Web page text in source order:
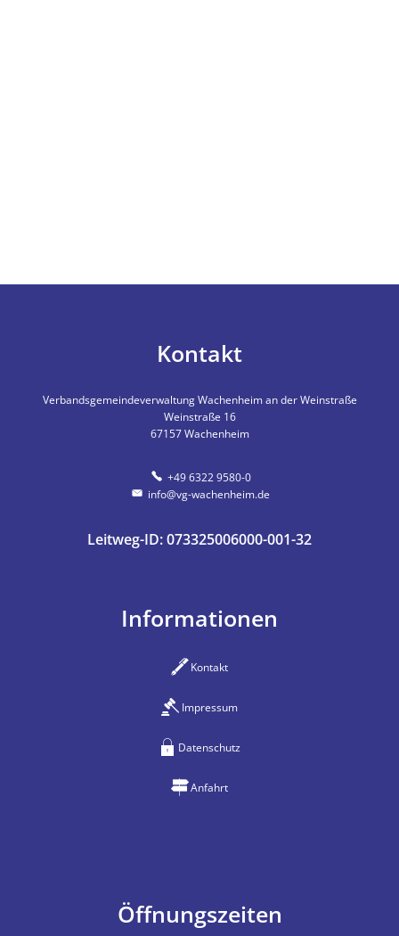
Kontakt
Verbandsgemeindeverwaltung Wachenheim an der Weinstraße
Weinstraße 16
67157 Wachenheim
+49 6322 9580-0
info@vg-wachenheim.de
Leitweg-ID: 073325006000-001-32
Informationen
Kontakt
Impressum
Datenschutz
Anfahrt
Öffnungszeiten